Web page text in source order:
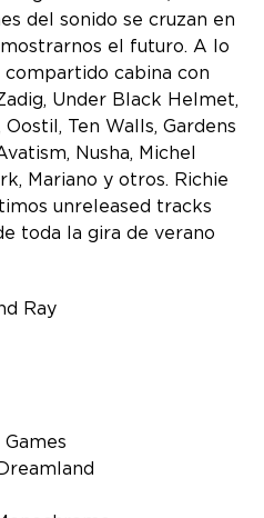
del sonido se cruzan en
el futuro. A lo
compartido cabina con
Under Black Helmet,
Ten Walls, Gardens
Nusha, Michel
Mariano y otros. Richie
unreleased tracks
toda la gira de verano
Ray